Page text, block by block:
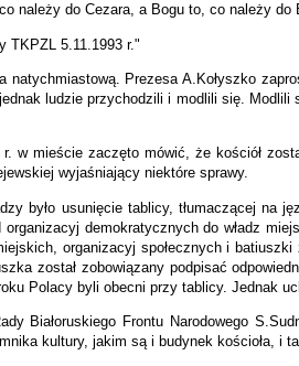
należy do Cezara, a Bogu to, co należy do
TKPZL 5.11.1993 r."
natychmiastową. Prezesa A.Kołyszko
ludzie przychodzili i modlili się.
w mieście zaczęto mówić, że kościół
wyjaśniający niektóre sprawy.
było usunięcie tablicy, tłumaczącej
organizacyj demokratycznych do władz
organizacyj społecznych i
został zobowiązany podpisać
Polacy byli obecni przy tablicy. Jednak
Białoruskiego Frontu Narodowego
kultury, jakim są i budynek kościoła, i